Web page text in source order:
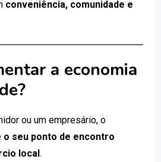
conveniência, comunidade e
a economia
ou um empresário, o
o seu ponto de encontro
local.